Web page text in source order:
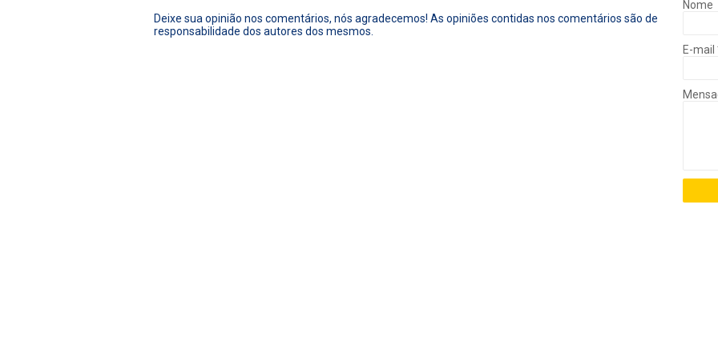
Deixe sua opinião nos comentários, nós agradecemos! As opiniões contidas nos comentários são de
responsabilidade dos autores dos mesmos.
Nome
E-mail